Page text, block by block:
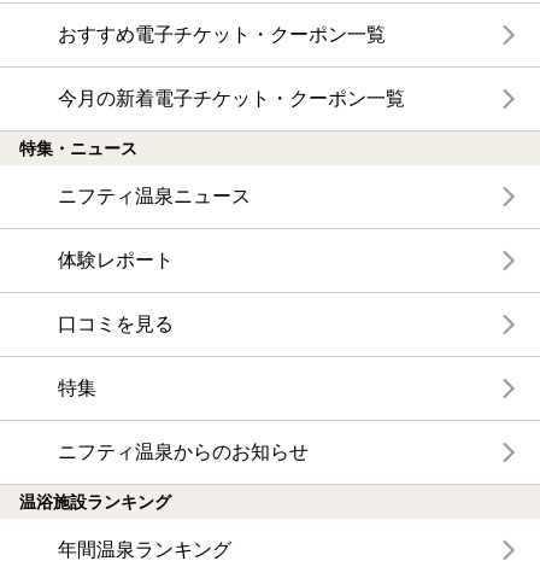
おすすめ電子チケット・クーポン一覧
今月の新着電子チケット・クーポン一覧
特集・ニュース
ニフティ温泉ニュース
体験レポート
口コミを見る
特集
ニフティ温泉からのお知らせ
温浴施設ランキング
年間温泉ランキング